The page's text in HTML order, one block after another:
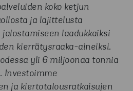
koko ketjun
ja lajittelusta
laadukkaiksi
kierrätysraaka-aineiksi.
yli 6 miljoonaa tonnia
Investoimme
ja kiertotalousratkaisujen